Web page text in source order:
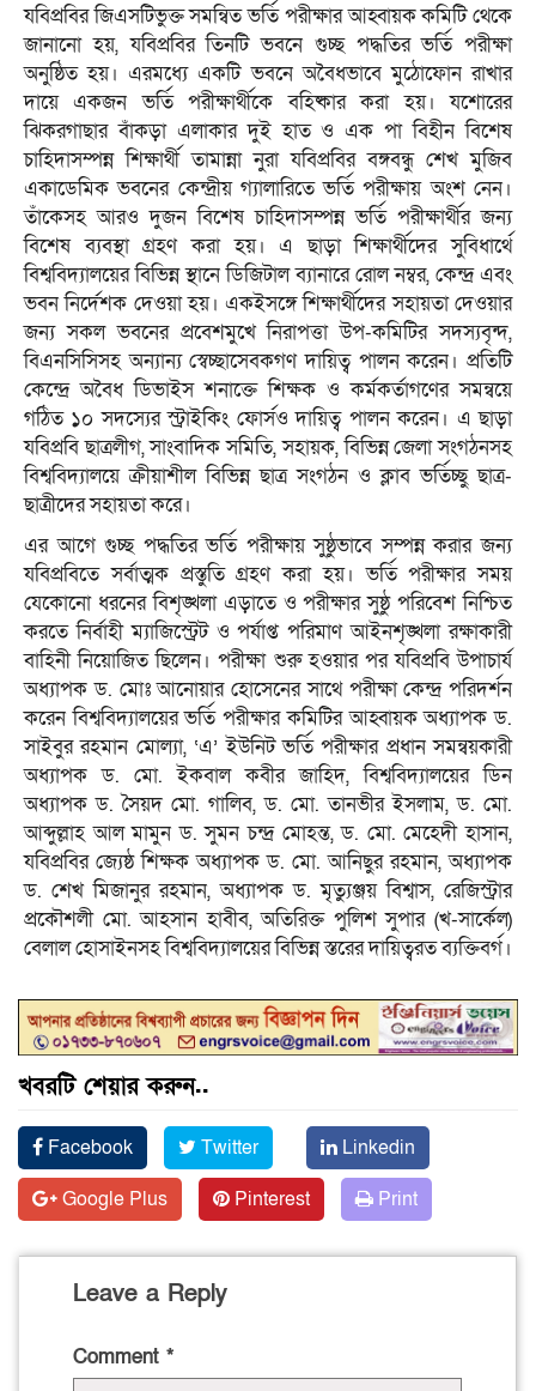
যবিপ্রবির জিএসটিভুক্ত সমন্বিত ভর্তি পরীক্ষার আহ্বায়ক কমিটি থেকে
জানানো হয়, যবিপ্রবির তিনটি ভবনে গুচ্ছ পদ্ধতির ভর্তি পরীক্ষা
অনুষ্ঠিত হয়। এরমধ্যে একটি ভবনে অবৈধভাবে মুঠোফোন রাখার
দায়ে একজন ভর্তি পরীক্ষার্থীকে বহিষ্কার করা হয়। যশোরের
ঝিকরগাছার বাঁকড়া এলাকার দুই হাত ও এক পা বিহীন বিশেষ
চাহিদাসম্পন্ন শিক্ষার্থী তামান্না নুরা যবিপ্রবির বঙ্গবন্ধু শেখ মুজিব
একাডেমিক ভবনের কেন্দ্রীয় গ্যালারিতে ভর্তি পরীক্ষায় অংশ নেন।
তাঁকেসহ আরও দুজন বিশেষ চাহিদাসম্পন্ন ভর্তি পরীক্ষার্থীর জন্য
বিশেষ ব্যবস্থা গ্রহণ করা হয়। এ ছাড়া শিক্ষার্থীদের সুবিধার্থে
বিশ্ববিদ্যালয়ের বিভিন্ন স্থানে ডিজিটাল ব্যানারে রোল নম্বর, কেন্দ্র এবং
ভবন নির্দেশক দেওয়া হয়। একইসঙ্গে শিক্ষার্থীদের সহায়তা দেওয়ার
জন্য সকল ভবনের প্রবেশমুখে নিরাপত্তা উপ-কমিটির সদস্যবৃন্দ,
বিএনসিসিসহ অন্যান্য স্বেচ্ছাসেবকগণ দায়িত্ব পালন করেন। প্রতিটি
কেন্দ্রে অবৈধ ডিভাইস শনাক্তে শিক্ষক ও কর্মকর্তাগণের সমন্বয়ে
গঠিত ১০ সদস্যের স্ট্রাইকিং ফোর্সও দায়িত্ব পালন করেন। এ ছাড়া
যবিপ্রবি ছাত্রলীগ, সাংবাদিক সমিতি, সহায়ক, বিভিন্ন জেলা সংগঠনসহ
বিশ্ববিদ্যালয়ে ক্রীয়াশীল বিভিন্ন ছাত্র সংগঠন ও ক্লাব ভর্তিচ্ছু ছাত্র-
ছাত্রীদের সহায়তা করে।
এর আগে গুচ্ছ পদ্ধতির ভর্তি পরীক্ষায় সুষ্ঠুভাবে সম্পন্ন করার জন্য
যবিপ্রবিতে সর্বাত্মক প্রস্তুতি গ্রহণ করা হয়। ভর্তি পরীক্ষার সময়
যেকোনো ধরনের বিশৃঙ্খলা এড়াতে ও পরীক্ষার সুষ্ঠু পরিবেশ নিশ্চিত
করতে নির্বাহী ম্যাজিস্ট্রেট ও পর্যাপ্ত পরিমাণ আইনশৃঙ্খলা রক্ষাকারী
বাহিনী নিয়োজিত ছিলেন। পরীক্ষা শুরু হওয়ার পর যবিপ্রবি উপাচার্য
অধ্যাপক ড. মোঃ আনোয়ার হোসেনের সাথে পরীক্ষা কেন্দ্র পরিদর্শন
করেন বিশ্ববিদ্যালয়ের ভর্তি পরীক্ষার কমিটির আহ্বায়ক অধ্যাপক ড.
সাইবুর রহমান মোল্যা, ‘এ’ ইউনিট ভর্তি পরীক্ষার প্রধান সমন্বয়কারী
অধ্যাপক ড. মো. ইকবাল কবীর জাহিদ, বিশ্ববিদ্যালয়ের ডিন
অধ্যাপক ড. সৈয়দ মো. গালিব, ড. মো. তানভীর ইসলাম, ড. মো.
আব্দুল্লাহ আল মামুন ড. সুমন চন্দ্র মোহন্ত, ড. মো. মেহেদী হাসান,
যবিপ্রবির জ্যেষ্ঠ শিক্ষক অধ্যাপক ড. মো. আনিছুর রহমান, অধ্যাপক
ড. শেখ মিজানুর রহমান, অধ্যাপক ড. মৃত্যুঞ্জয় বিশ্বাস, রেজিস্ট্রার
প্রকৌশলী মো. আহসান হাবীব, অতিরিক্ত পুলিশ সুপার (খ-সার্কেল)
বেলাল হোসাইনসহ বিশ্ববিদ্যালয়ের বিভিন্ন স্তরের দায়িত্বরত ব্যক্তিবর্গ।
খবরটি শেয়ার করুন..
Facebook Twitter
Linkedin
Google Plus
Pinterest Print
Leave a Reply
Comment *